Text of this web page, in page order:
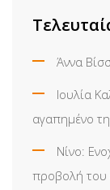
Άννα
Ιουλία
αγαπημένο
Νίνο:
προβολή του